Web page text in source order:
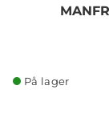
På lager